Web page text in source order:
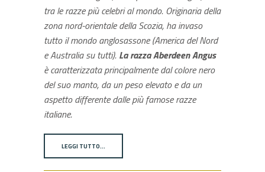
tra le razze più celebri al mondo. Originaria della
zona nord-orientale della Scozia, ha invaso
tutto il mondo anglosassone (America del Nord
e Australia su tutti). La razza Aberdeen Angus
è caratterizzata principalmente dal colore nero
del suo manto, da un peso elevato e da un
aspetto differente dalle più famose razze
italiane.
LEGGI TUTTO…